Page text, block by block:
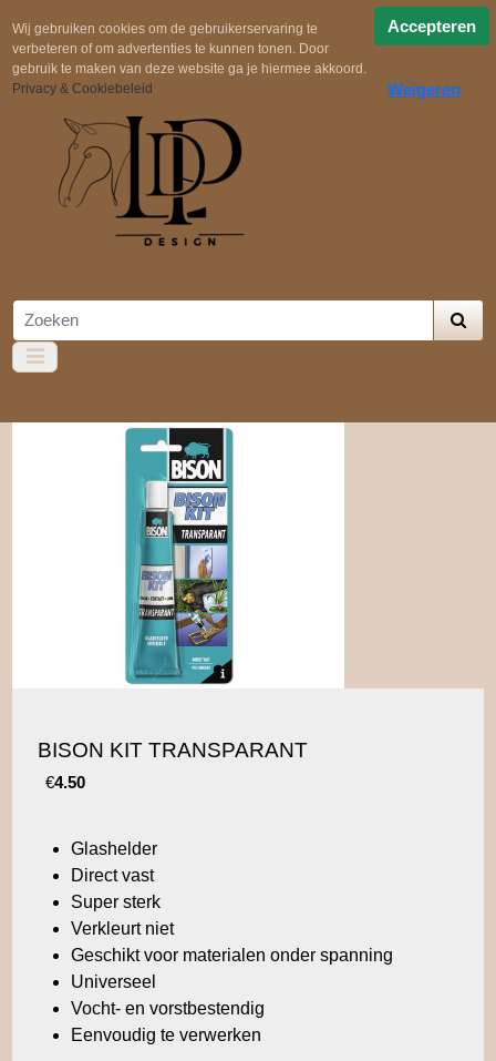
Snelle verzending Uit voorraad geleverd!
Gratis
verzending in NL boven €100,-
Zelf samenstellen
BISON KIT TRANSPARANT
€4.50
Glashelder
Direct vast
Super sterk
Verkleurt niet
Geschikt voor materialen onder spanning
Universeel
Vocht- en vorstbestendig
Eenvoudig te verwerken
Wij gebruiken cookies om de gebruikerservaring te
verbeteren of om advertenties te kunnen tonen. Door
gebruik te maken van deze website ga je hiermee akkoord.
Privacy & Cookiebeleid
Accepteren
Weigeren